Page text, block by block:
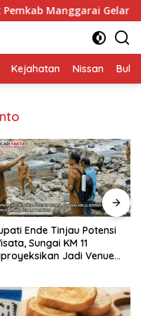
Manggarai Gelar Setiap
Kejahatan Nissan
Ende Tinjau Potensi
Sungai KM 11
Jadi Venue